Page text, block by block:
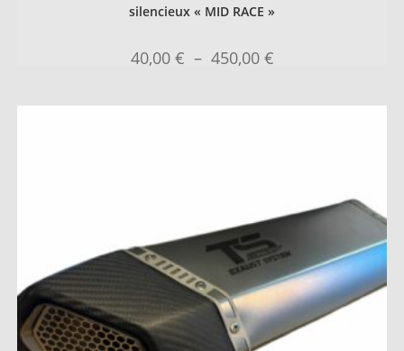
silencieux « MID RACE »
40,00 € – 450,00 €